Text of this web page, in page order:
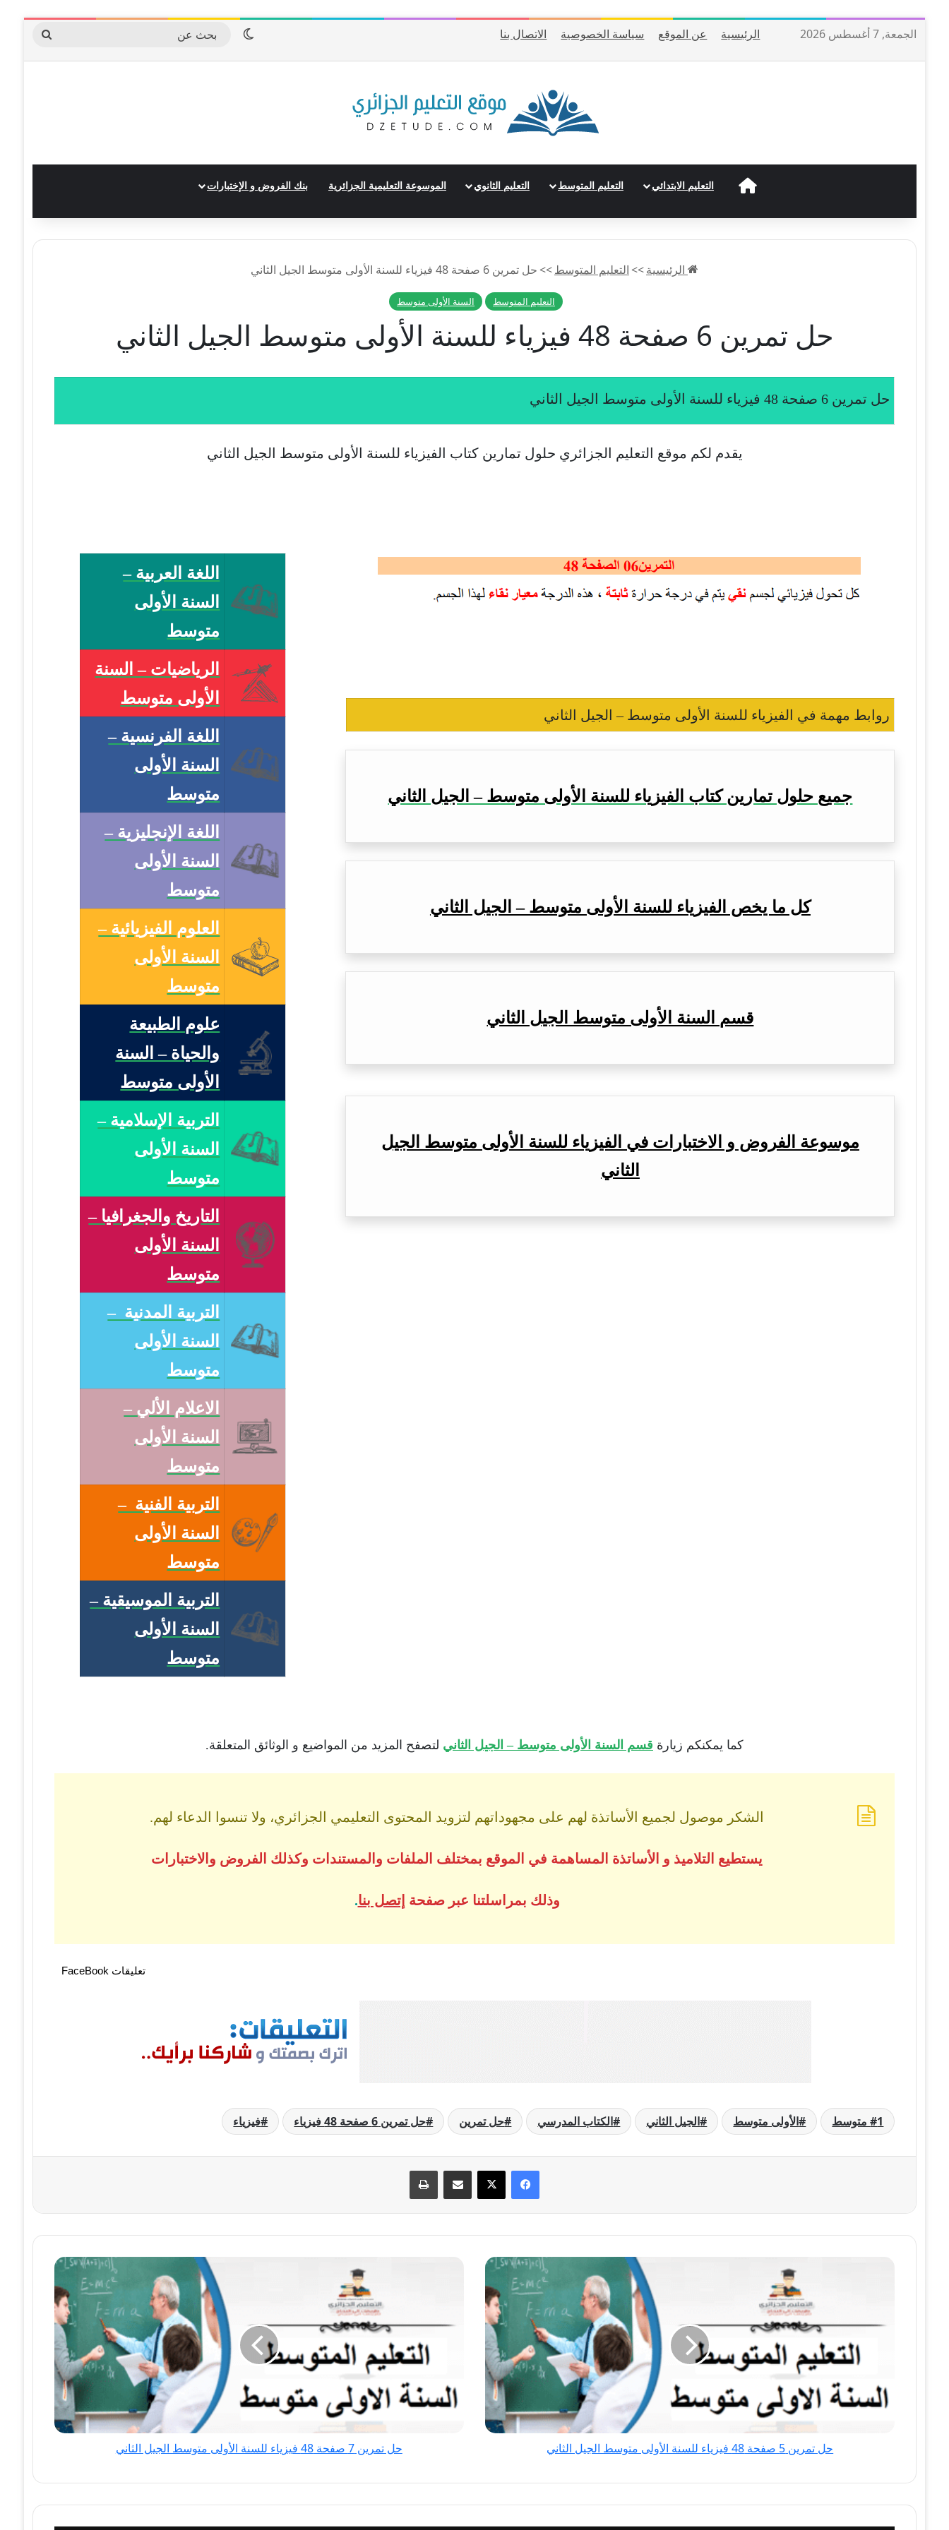
الجمعة, 7 أغسطس 2026 الرئيسية عن الموقع سياسة الخصوصية الاتصال بنا الوضع المظلم
بحث
عن
الرئيسيةالتعليم الابتدائي التعليم المتوسط التعليم الثانوي الموسوعة التعليمية الجزائرية بنك الفروض و الإختبارات
الرئيسية>>التعليم المتوسط>>حل تمرين 6 صفحة 48 فيزياء للسنة الأولى متوسط الجيل الثاني
التعليم المتوسط السنة الأولى متوسط
حل تمرين 6 صفحة 48 فيزياء للسنة الأولى متوسط الجيل الثاني
حل تمرين 6 صفحة 48 فيزياء للسنة الأولى متوسط الجيل الثاني
يقدم لكم موقع التعليم الجزائري حلول تمارين كتاب الفيزياء للسنة الأولى متوسط الجيل الثاني
روابط مهمة في الفيزياء للسنة الأولى متوسط – الجيل الثاني
جميع حلول تمارين كتاب الفيزياء للسنة الأولى متوسط – الجيل الثاني
كل ما يخص الفيزياء للسنة الأولى متوسط – الجيل الثاني
قسم السنة الأولى متوسط الجيل الثاني
موسوعة الفروض و الاختبارات في الفيزياء للسنة الأولى متوسط الجيل
الثاني
اللغة العربية –
السنة الأولى
متوسط
الرياضيات – السنة
الأولى متوسط
اللغة الفرنسية –
السنة الأولى
متوسط
اللغة الإنجليزية –
السنة الأولى
متوسط
العلوم الفيزيائية –
السنة الأولى
متوسط
علوم الطبيعة
والحياة – السنة
الأولى متوسط
التربية الإسلامية –
السنة الأولى
متوسط
التاريخ والجغرافيا –
السنة الأولى
متوسط
التربية المدنية –
السنة الأولى
متوسط
الاعلام الألي –
السنة الأولى
متوسط
التربية الفنية –
السنة الأولى
متوسط
التربية الموسيقية –
السنة الأولى
متوسط
كما يمكنكم زيارة قسم السنة الأولى متوسط – الجيل الثاني لتصفح المزيد من المواضيع و الوثائق المتعلقة.
الشكر موصول لجميع الأساتذة لهم على مجهوداتهم لتزويد المحتوى التعليمي الجزائري، ولا تنسوا الدعاء لهم.
يستطيع التلاميذ و الأساتذة المساهمة في الموقع بمختلف الملفات والمستندات وكذلك الفروض والاختبارات
وذلك بمراسلتنا عبر صفحة إتصل بنا.
تعليقات FaceBook
1 متوسط الأولى متوسط الجيل الثاني الكتاب المدرسي حل تمرين حل تمرين 6 صفحة 48 فيزياء فيزياء
فيسبوك
‫X مشاركة عبر البريد طباعة
الأولى
متوسط
حل تمرين 5 صفحة 48 فيزياء للسنة الأولى متوسط الجيل الثاني
الأولى
متوسط
حل تمرين 7 صفحة 48 فيزياء للسنة الأولى متوسط الجيل الثاني